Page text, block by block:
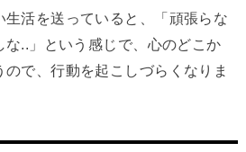
活を送っていると、「頑張らな
な..」という感じで、心のどこか
で、行動を起こしづらくなりま